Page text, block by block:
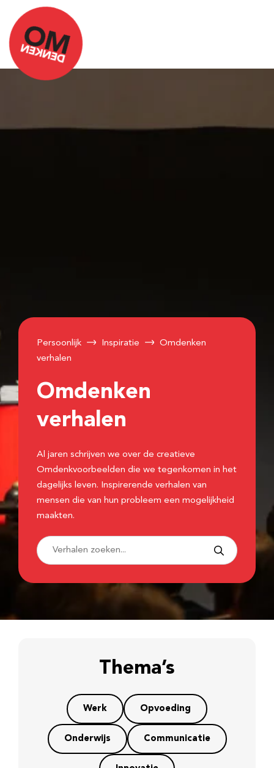
Persoonlijk Inspiratie
Omdenken
verhalen
Omdenken
verhalen
Al jaren schrijven we over de creatieve
Omdenkvoorbeelden die we tegenkomen in het
dagelijks leven. Inspirerende verhalen van
mensen die van hun probleem een mogelijkheid
maakten.
Thema’s
Werk Opvoeding
Onderwijs Communicatie